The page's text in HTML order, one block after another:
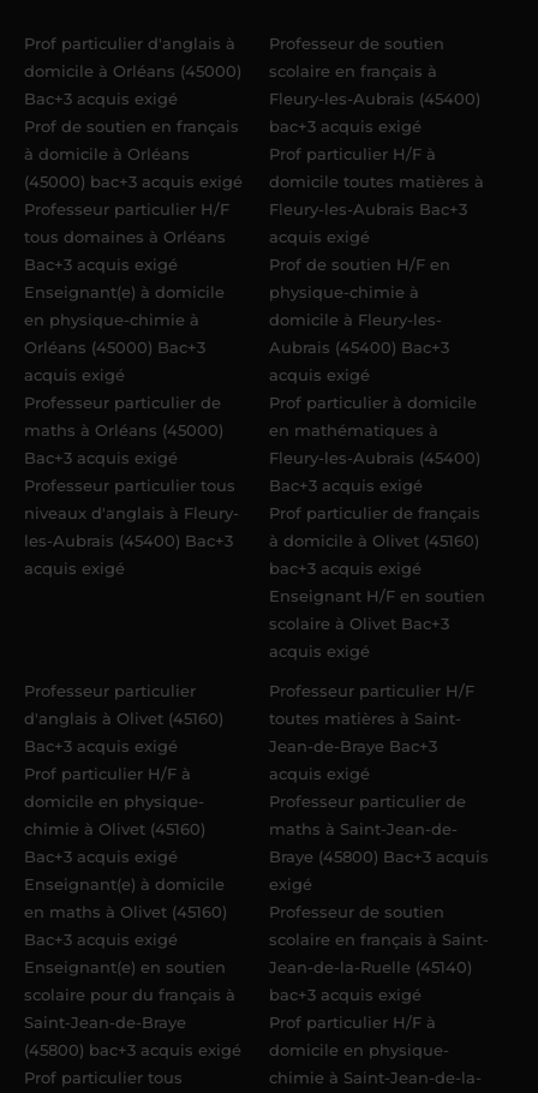
Acadomia.
Prof particulier d'anglais à
domicile à Orléans (45000)
Bac+3 acquis exigé
Prof de soutien en français
à domicile à Orléans
(45000) bac+3 acquis exigé
Professeur particulier H/F
tous domaines à Orléans
Bac+3 acquis exigé
Enseignant(e) à domicile
en physique-chimie à
Orléans (45000) Bac+3
acquis exigé
Professeur particulier de
maths à Orléans (45000)
Bac+3 acquis exigé
Professeur particulier tous
niveaux d'anglais à Fleury-
les-Aubrais (45400) Bac+3
acquis exigé
Professeur de soutien
scolaire en français à
Fleury-les-Aubrais (45400)
bac+3 acquis exigé
Prof particulier H/F à
domicile toutes matières à
Fleury-les-Aubrais Bac+3
acquis exigé
Prof de soutien H/F en
physique-chimie à
domicile à Fleury-les-
Aubrais (45400) Bac+3
acquis exigé
Prof particulier à domicile
en mathématiques à
Fleury-les-Aubrais (45400)
Bac+3 acquis exigé
Prof particulier de français
à domicile à Olivet (45160)
bac+3 acquis exigé
Enseignant H/F en soutien
scolaire à Olivet Bac+3
acquis exigé
Professeur particulier
d'anglais à Olivet (45160)
Bac+3 acquis exigé
Prof particulier H/F à
domicile en physique-
chimie à Olivet (45160)
Bac+3 acquis exigé
Enseignant(e) à domicile
en maths à Olivet (45160)
Bac+3 acquis exigé
Enseignant(e) en soutien
scolaire pour du français à
Saint-Jean-de-Braye
(45800) bac+3 acquis exigé
Prof particulier tous
Professeur particulier H/F
toutes matières à Saint-
Jean-de-Braye Bac+3
acquis exigé
Professeur particulier de
maths à Saint-Jean-de-
Braye (45800) Bac+3 acquis
exigé
Professeur de soutien
scolaire en français à Saint-
Jean-de-la-Ruelle (45140)
bac+3 acquis exigé
Prof particulier H/F à
domicile en physique-
chimie à Saint-Jean-de-la-